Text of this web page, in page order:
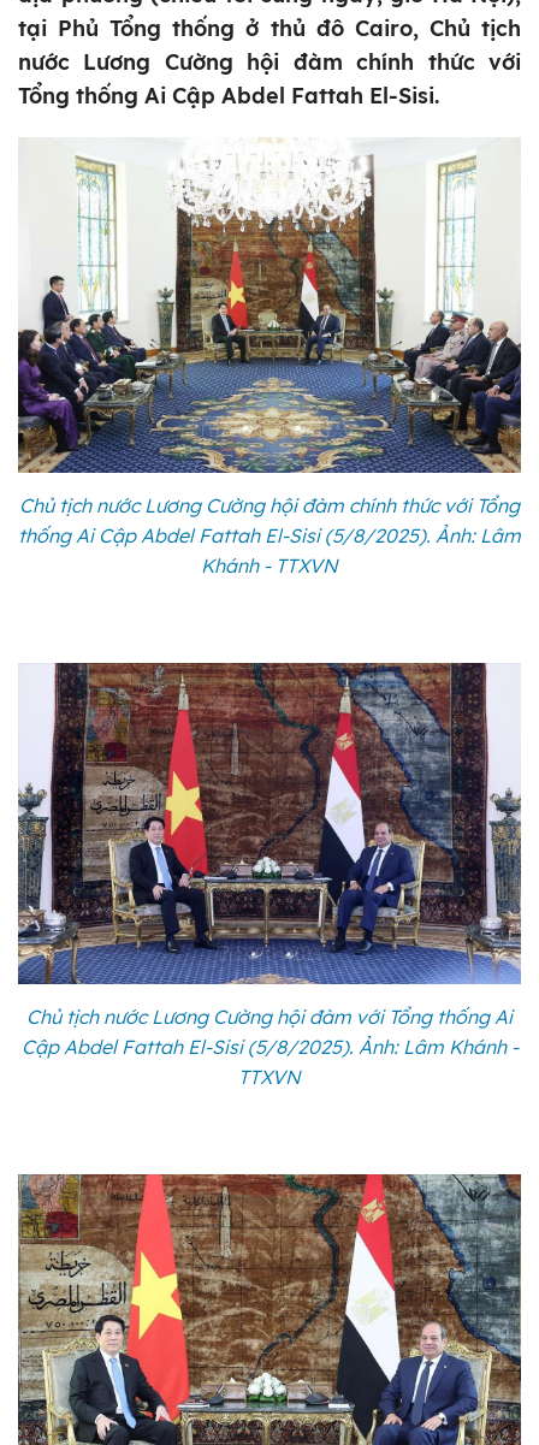
tại Phủ Tổng thống ở thủ đô Cairo, Chủ tịch
nước Lương Cường hội đàm chính thức với
Tổng thống Ai Cập Abdel Fattah El-Sisi.
Chủ tịch nước Lương Cường hội đàm chính thức với Tổng
thống Ai Cập Abdel Fattah El-Sisi (5/8/2025). Ảnh: Lâm
Khánh - TTXVN
Chủ tịch nước Lương Cường hội đàm với Tổng thống Ai
Cập Abdel Fattah El-Sisi (5/8/2025). Ảnh: Lâm Khánh -
TTXVN